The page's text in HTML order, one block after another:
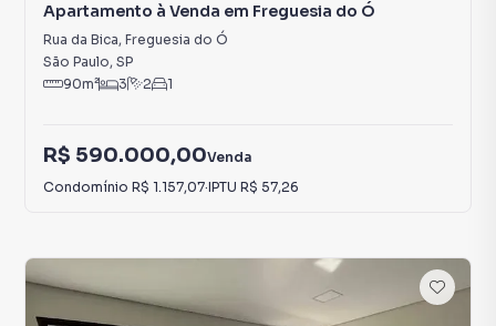
Apartamento à Venda em Freguesia do Ó
Rua da Bica, Freguesia do Ó
São Paulo, SP
90m² 3 2 1
R$ 590.000,00Venda
Condomínio R$ 1.157,07·IPTU R$ 57,26